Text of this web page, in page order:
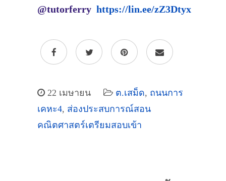
@tutorferry https://lin.ee/zZ3Dtyx
22 เมษายน ต.เสม็ด, ถนนการ
เคหะ4, ส่องประสบการณ์สอน
คณิตศาสตร์เตรียมสอบเข้า